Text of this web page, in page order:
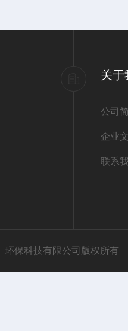
关于
公司
企业
联系
环保科技有限公司版权所有